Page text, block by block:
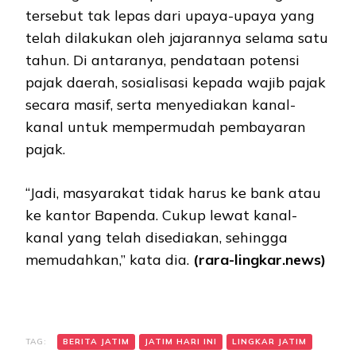
tersebut tak lepas dari upaya-upaya yang
telah dilakukan oleh jajarannya selama satu
tahun. Di antaranya, pendataan potensi
pajak daerah, sosialisasi kepada wajib pajak
secara masif, serta menyediakan kanal-
kanal untuk mempermudah pembayaran
pajak.
“Jadi, masyarakat tidak harus ke bank atau
ke kantor Bapenda. Cukup lewat kanal-
kanal yang telah disediakan, sehingga
memudahkan,” kata dia. (rara-lingkar.news)
TAG: BERITA JATIM JATIM HARI INI LINGKAR JATIM